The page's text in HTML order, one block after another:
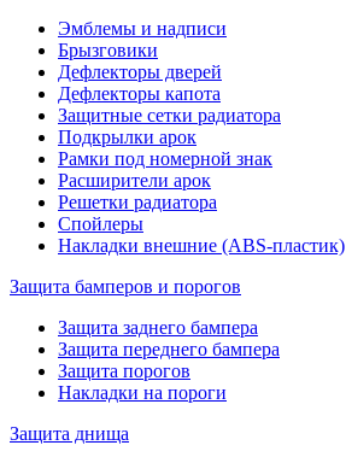
Эмблемы и надписи
Брызговики
Дефлекторы дверей
Дефлекторы капота
Защитные сетки радиатора
Подкрылки арок
Рамки под номерной знак
Расширители арок
Решетки радиатора
Спойлеры
Накладки внешние (ABS-пластик)
Защита бамперов и порогов
Защита заднего бампера
Защита переднего бампера
Защита порогов
Накладки на пороги
Защита днища